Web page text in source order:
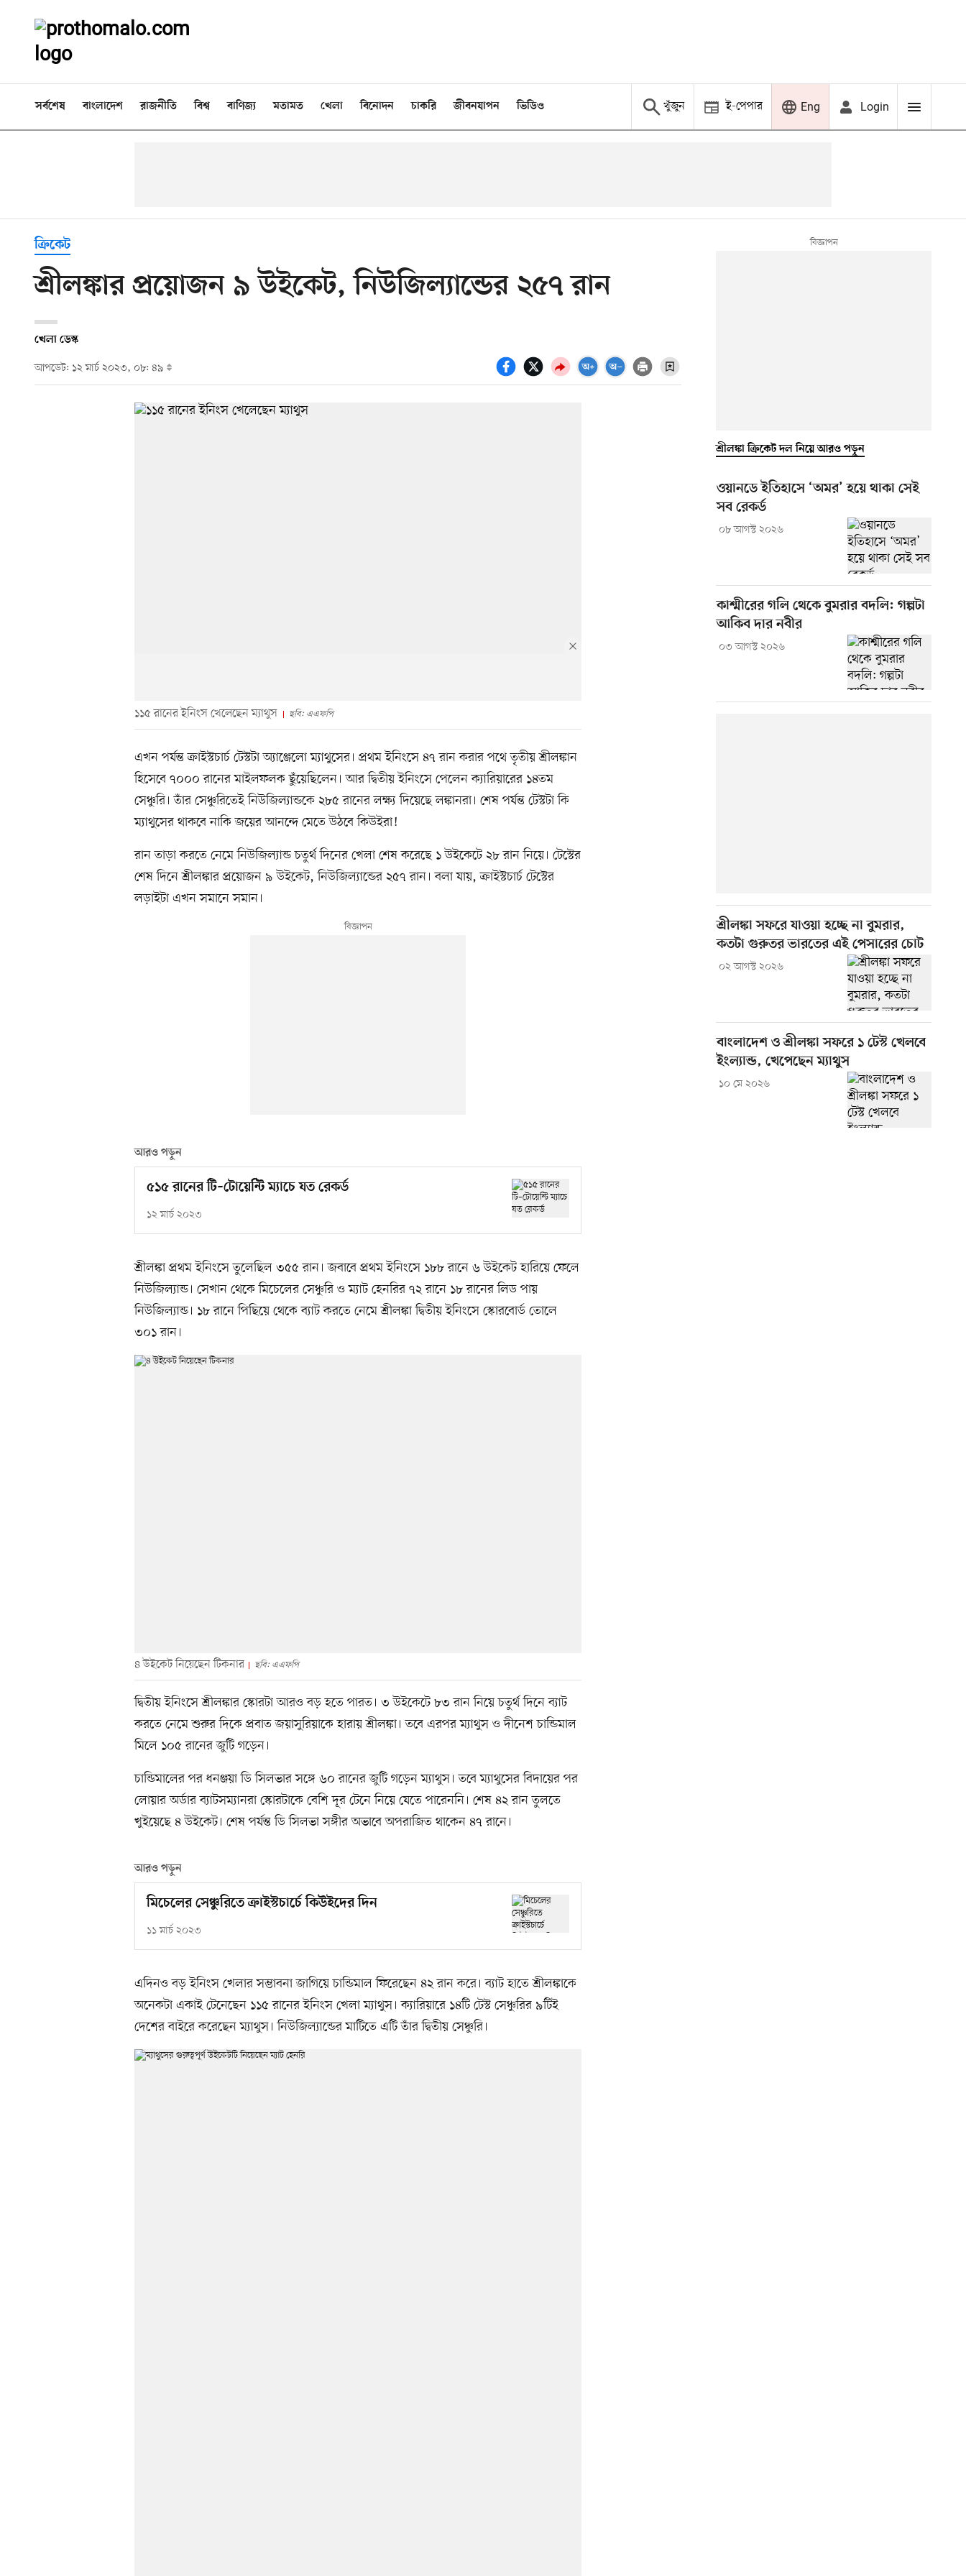
সর্বশেষ বাংলাদেশ রাজনীতি বিশ্ব বাণিজ্য মতামত খেলা বিনোদন চাকরি জীবনযাপন ভিডিও খুঁজুন ই-পেপার Eng Login
ক্রিকেট
শ্রীলঙ্কার প্রয়োজন ৯ উইকেট, নিউজিল্যান্ডের ২৫৭ রান
খেলা ডেস্ক
আপডেট: ১২ মার্চ ২০২৩, ০৮: ৪৯
১১৫ রানের ইনিংস খেলেছেন ম্যাথুস ছবি: এএফপি
এখন পর্যন্ত ক্রাইস্টচার্চ টেস্টটা অ্যাঞ্জেলো ম্যাথুসের। প্রথম ইনিংসে ৪৭ রান করার পথে তৃতীয় শ্রীলঙ্কান
হিসেবে ৭০০০ রানের মাইলফলক ছুঁয়েছিলেন। আর দ্বিতীয় ইনিংসে পেলেন ক্যারিয়ারের ১৪তম
সেঞ্চুরি। তাঁর সেঞ্চুরিতেই নিউজিল্যান্ডকে ২৮৫ রানের লক্ষ্য দিয়েছে লঙ্কানরা। শেষ পর্যন্ত টেস্টটা কি
ম্যাথুসের থাকবে নাকি জয়ের আনন্দে মেতে উঠবে কিউইরা!
রান তাড়া করতে নেমে নিউজিল্যান্ড চতুর্থ দিনের খেলা শেষ করেছে ১ উইকেটে ২৮ রান নিয়ে। টেস্টের
শেষ দিনে শ্রীলঙ্কার প্রয়োজন ৯ উইকেট, নিউজিল্যান্ডের ২৫৭ রান। বলা যায়, ক্রাইস্টচার্চ টেস্টের
লড়াইটা এখন সমানে সমান।
আরও পড়ুন
৫১৫ রানের টি–টোয়েন্টি ম্যাচে যত রেকর্ড
১২ মার্চ ২০২৩
শ্রীলঙ্কা প্রথম ইনিংসে তুলেছিল ৩৫৫ রান। জবাবে প্রথম ইনিংসে ১৮৮ রানে ৬ উইকেট হারিয়ে ফেলে
নিউজিল্যান্ড। সেখান থেকে মিচেলের সেঞ্চুরি ও ম্যাট হেনরির ৭২ রানে ১৮ রানের লিড পায়
নিউজিল্যান্ড। ১৮ রানে পিছিয়ে থেকে ব্যাট করতে নেমে শ্রীলঙ্কা দ্বিতীয় ইনিংসে স্কোরবোর্ড তোলে
৩০১ রান।
৪ উইকেট নিয়েছেন টিকনার ছবি: এএফপি
দ্বিতীয় ইনিংসে শ্রীলঙ্কার স্কোরটা আরও বড় হতে পারত। ৩ উইকেটে ৮৩ রান নিয়ে চতুর্থ দিনে ব্যাট
করতে নেমে শুরুর দিকে প্রবাত জয়াসুরিয়াকে হারায় শ্রীলঙ্কা। তবে এরপর ম্যাথুস ও দীনেশ চান্ডিমাল
মিলে ১০৫ রানের জুটি গড়েন।
চান্ডিমালের পর ধনঞ্জয়া ডি সিলভার সঙ্গে ৬০ রানের জুটি গড়েন ম্যাথুস। তবে ম্যাথুসের বিদায়ের পর
লোয়ার অর্ডার ব্যাটসম্যানরা স্কোরটাকে বেশি দূর টেনে নিয়ে যেতে পারেননি। শেষ ৪২ রান তুলতে
খুইয়েছে ৪ উইকেট। শেষ পর্যন্ত ডি সিলভা সঙ্গীর অভাবে অপরাজিত থাকেন ৪৭ রানে।
আরও পড়ুন
মিচেলের সেঞ্চুরিতে ক্রাইস্টচার্চে কিউইদের দিন
১১ মার্চ ২০২৩
এদিনও বড় ইনিংস খেলার সম্ভাবনা জাগিয়ে চান্ডিমাল ফিরেছেন ৪২ রান করে। ব্যাট হাতে শ্রীলঙ্কাকে
অনেকটা একাই টেনেছেন ১১৫ রানের ইনিংস খেলা ম্যাথুস। ক্যারিয়ারে ১৪টি টেস্ট সেঞ্চুরির ৯টিই
দেশের বাইরে করেছেন ম্যাথুস। নিউজিল্যান্ডের মাটিতে এটি তাঁর দ্বিতীয় সেঞ্চুরি।
শ্রীলঙ্কা ক্রিকেট দল নিয়ে আরও পড়ুন
ওয়ানডে ইতিহাসে ‘অমর’ হয়ে থাকা সেই
সব রেকর্ড
০৮ আগস্ট ২০২৬
কাশ্মীরের গলি থেকে বুমরার বদলি: গল্পটা
আকিব দার নবীর
০৩ আগস্ট ২০২৬
শ্রীলঙ্কা সফরে যাওয়া হচ্ছে না বুমরার,
কতটা গুরুতর ভারতের এই পেসারের চোট
০২ আগস্ট ২০২৬
বাংলাদেশ ও শ্রীলঙ্কা সফরে ১ টেস্ট খেলবে
ইংল্যান্ড, খেপেছেন ম্যাথুস
১০ মে ২০২৬